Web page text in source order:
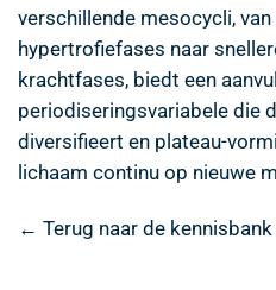
verschillende mesocycli,
hypertrofiefases naar
krachtfases, biedt een
periodiseringsvariabele die
diversifieert en plateau-
lichaam continu op nieuwe
← Terug naar de kennisbank